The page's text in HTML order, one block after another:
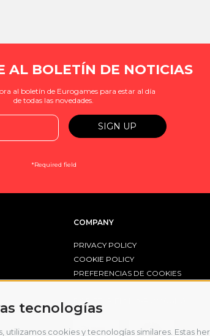
tecnologías
utilizamos cookies y tecnologías similares. Estas
AL BOLETÍN DE NOTICIAS
al boletín de Eurogames para estar al día
de todas las novedades.
*Required field
COMPANY
PRIVACY POLICY
COOKIE POLICY
PREFERENCIAS DE COOKIES
POR FESR EMILIA-ROMAGNA